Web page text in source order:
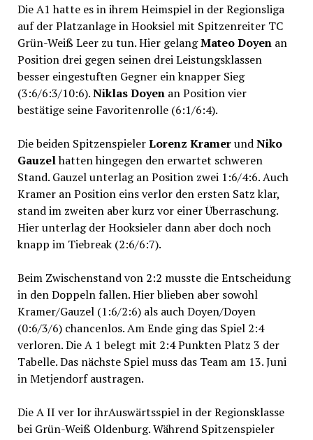
Die A1 hatte es in ihrem Heimspiel in der Regionsliga
auf der Platzanlage in Hooksiel mit Spitzenreiter TC
Grün-Weiß Leer zu tun. Hier gelangMateo Doyenan
Position drei gegen seinen drei Leistungsklassen
besser eingestuften Gegner ein knapper Sieg
(3:6/6:3/10:6).Niklas Doyenan Position vier
bestätige seine Favoritenrolle (6:1/6:4).
Die beiden SpitzenspielerLorenz KramerundNiko
Gauzelhatten hingegen den erwartet schweren
Stand. Gauzel unterlag an Position zwei 1:6/4:6. Auch
Kramer an Position eins verlor den ersten Satz klar,
stand im zweiten aber kurz vor einer Überraschung.
Hier unterlag der Hooksieler dann aber doch noch
knapp im Tiebreak (2:6/6:7).
Beim Zwischenstand von 2:2 musste die Entscheidung
in den Doppeln fallen. Hier blieben aber sowohl
Kramer/Gauzel (1:6/2:6) als auch Doyen/Doyen
(0:6/3/6) chancenlos. Am Ende ging das Spiel 2:4
verloren. Die A 1 belegt mit 2:4 Punkten Platz 3 der
Tabelle. Das nächste Spiel muss das Team am 13. Juni
in Metjendorf austragen.
Die A II ver lor ihrAuswärtsspiel in der Regionsklasse
bei Grün-Weiß Oldenburg. Während Spitzenspieler